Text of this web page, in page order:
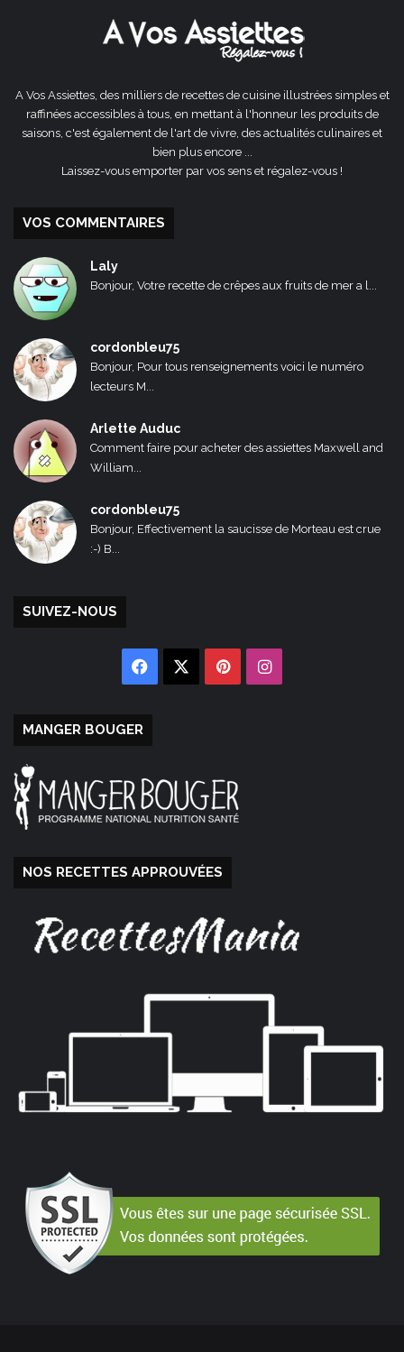
A Vos Assiettes, des milliers de recettes de cuisine illustrées simples et
raffinées accessibles à tous, en mettant à l'honneur les produits de
saisons, c'est également de l'art de vivre, des actualités culinaires et
bien plus encore ...
Laissez-vous emporter par vos sens et régalez-vous !
VOS COMMENTAIRES
Laly
Bonjour, Votre recette de crêpes aux fruits de mer a l...
cordonbleu75
Bonjour, Pour tous renseignements voici le numéro
lecteurs M...
Arlette Auduc
Comment faire pour acheter des assiettes Maxwell and
William...
cordonbleu75
Bonjour, Effectivement la saucisse de Morteau est crue
:-) B...
SUIVEZ-NOUS
Facebook PinterestInstagram
MANGER BOUGER
NOS RECETTES APPROUVÉES